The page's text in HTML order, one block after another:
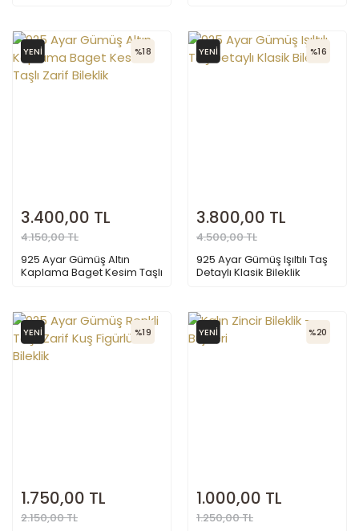
YENİ %18
3.400,00 TL
4.150,00 TL
925 Ayar Gümüş Altın
Kaplama Baget Kesim Taşlı
YENİ %16
3.800,00 TL
4.500,00 TL
925 Ayar Gümüş Işıltılı Taş
Detaylı Klasik Bileklik
YENİ %19
1.750,00 TL
2.150,00 TL
YENİ %20
1.000,00 TL
1.250,00 TL